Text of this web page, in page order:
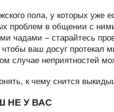
пола, у которых уже
проблем в общении с
чадами – старайтесь
чтобы ваш досуг
случае неприятностей
НЕ У ВАС